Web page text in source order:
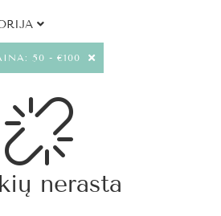
50 - €100
nerasta